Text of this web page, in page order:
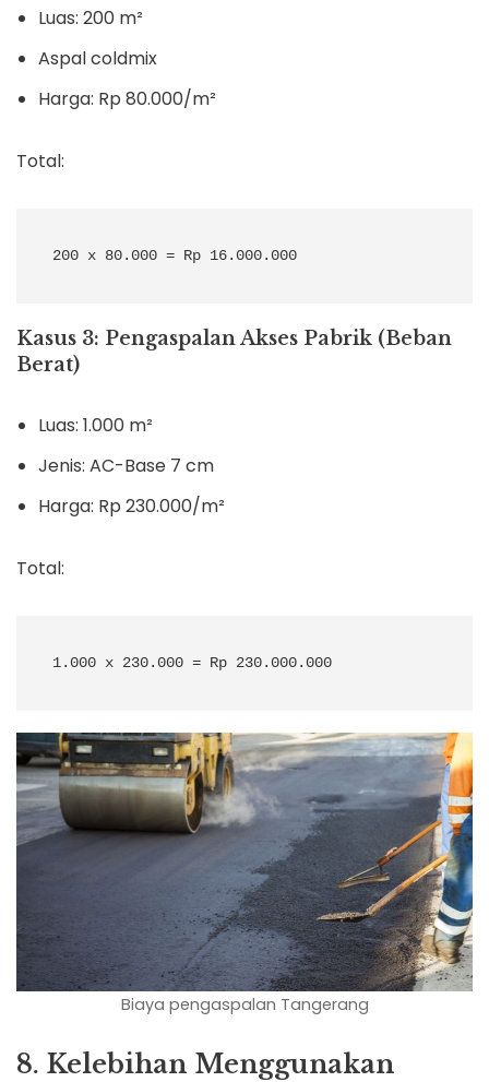
Luas: 200 m²
Aspal coldmix
Harga: Rp 80.000/m²
Total:
Kasus 3: Pengaspalan Akses Pabrik (Beban
Berat)
Luas: 1.000 m²
Jenis: AC-Base 7 cm
Harga: Rp 230.000/m²
Total:
Biaya pengaspalan Tangerang
8. Kelebihan Menggunakan